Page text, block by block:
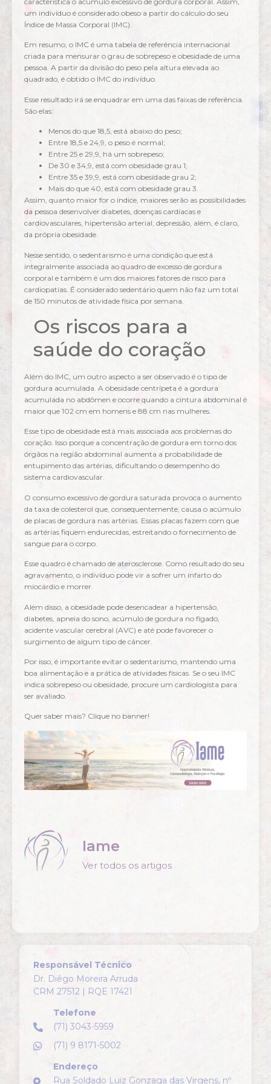
um indivíduo é considerado obeso a partir do cálculo do seu
Índice de Massa Corporal (IMC).
Em resumo, o IMC é uma tabela de referência internacional
criada para mensurar o grau de sobrepeso e obesidade de uma
pessoa. A partir da divisão do peso pela altura elevada ao
quadrado, é obtido o IMC do indivíduo.
Esse resultado irá se enquadrar em uma das faixas de referência.
São elas:
Menos do que 18,5, está abaixo do peso;
Entre 18,5 e 24,9, o peso é normal;
Entre 25 e 29,9, há um sobrepeso;
De 30 e 34,9, está com obesidade grau 1;
Entre 35 e 39,9, está com obesidade grau 2;
Mais do que 40, está com obesidade grau 3.
Assim, quanto maior for o índice, maiores serão as possibilidades
da pessoa desenvolver diabetes, doenças cardíacas e
cardiovasculares, hipertensão arterial, depressão, além, é claro,
da própria obesidade.
Nesse sentido, o sedentarismo é uma condição que está
integralmente associada ao quadro de excesso de gordura
corporal e também é um dos maiores fatores de risco para
cardiopatias. É considerado sedentário quem não faz um total
de 150 minutos de atividade física por semana.
Os riscos para a
saúde do coração
Além do IMC, um outro aspecto a ser observado é o tipo de
gordura acumulada. A obesidade centrípeta é a gordura
acumulada no abdômen e ocorre quando a cintura abdominal é
maior que 102 cm em homens e 88 cm nas mulheres.
Esse tipo de obesidade está mais associada aos problemas do
coração. Isso porque a concentração de gordura em torno dos
órgãos na região abdominal aumenta a probabilidade de
entupimento das artérias, dificultando o desempenho do
sistema cardiovascular.
O consumo excessivo de gordura saturada provoca o aumento
da taxa de colesterol que, consequentemente, causa o acúmulo
de placas de gordura nas artérias. Essas placas fazem com que
as artérias fiquem endurecidas, estreitando o fornecimento de
sangue para o corpo.
Esse quadro é chamado de aterosclerose. Como resultado do seu
agravamento, o indivíduo pode vir a sofrer um infarto do
miocárdio e morrer.
Além disso, a obesidade pode desencadear a hipertensão,
diabetes, apneia do sono, acúmulo de gordura no fígado,
acidente vascular cerebral (AVC) e até pode favorecer o
surgimento de algum tipo de câncer.
Por isso, é importante evitar o sedentarismo, mantendo uma
boa alimentação e a prática de atividades físicas. Se o seu IMC
indica sobrepeso ou obesidade, procure um cardiologista para
ser avaliado.
Quer saber mais? Clique no banner!
Iame
Ver todos os artigos
Responsável Técnico
Dr. Diêgo Moreira Arruda
CRM 27512 | RQE 17421
Telefone
(71) 3043-5959
(71) 9 8171-5002
Endereço
Rua Soldado Luiz Gonzaga das Virgens, nº